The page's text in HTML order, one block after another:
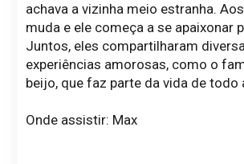
achava a vizinha meio estranha.
muda e ele começa a se apaixonar
Juntos, eles compartilharam
experiências amorosas, como o
beijo, que faz parte da vida de todo
Onde assistir: Max